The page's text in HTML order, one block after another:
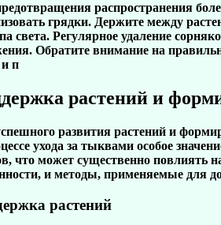
распространения
грядки. Держите между
света. Регулярное удаление
Обратите внимание на
п
растений и
развития растений и
ухода за тыквами особое
что может существенно повлиять
и методы, применяемые для
растений